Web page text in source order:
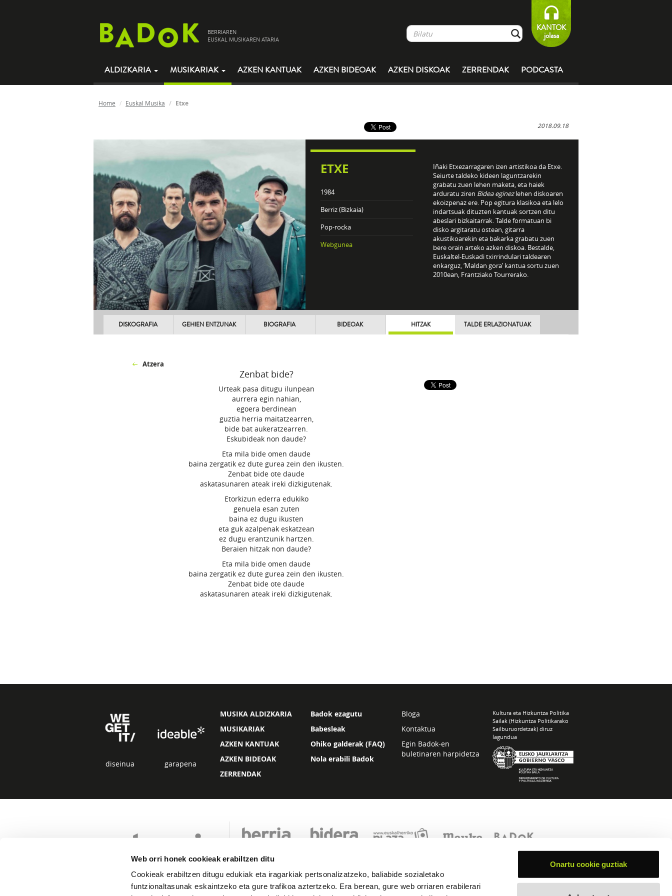
Web orri honek cookieak erabiltzen ditu
Cookieak erabiltzen ditugu edukiak eta iragarkiak pertsonalizatzeko, baliabide sozialetako
funtzionaltasunak eskaintzeko eta gure trafikoa aztertzeko. Era berean, gure web orriaren erabilerari
Onartu cookie guztiak
BERRIAREN
EUSKAL MUSIKAREN ATARIA
KANTOK
jolasa
ALDIZKARIA MUSIKARIAK AZKEN KANTUAK AZKEN BIDEOAK AZKEN DISKOAK ZERRENDAK PODCASTA
Home Euskal Musika Etxe
2018.09.18
ETXE
1984
Berriz (Bizkaia)
Pop-rocka
Webgunea
Iñaki Etxezarragaren izen artistikoa da Etxe.
Seiurte taldeko kideen laguntzarekin
grabatu zuen lehen maketa, eta haiek
arduratu ziren Bidea eginezlehen diskoaren
ekoizpenaz ere. Pop egitura klasikoa eta lelo
indartsuak dituzten kantuak sortzen ditu
abeslari bizkaitarrak. Talde formatuan bi
disko argitaratu ostean, gitarra
akustikoarekin eta bakarka grabatu zuen
bere orain arteko azken diskoa. Bestalde,
Euskaltel-Euskadi txirrindulari taldearen
enkarguz, ‘Maldan gora’ kantua sortu zuen
2010ean, Frantziako Tourrerako.
DISKOGRAFIA GEHIEN ENTZUNAK BIOGRAFIA BIDEOAK HITZAK TALDE ERLAZIONATUAK
Atzera
Zenbat bide?
Urteak pasa ditugu ilunpean
aurrera egin nahian,
egoera berdinean
guztia herria maitatzearren,
bide bat aukeratzearren.
Eskubideak non daude?
Eta mila bide omen daude
baina zergatik ez dute gurea zein den ikusten.
Zenbat bide ote daude
askatasunaren ateak ireki dizkigutenak.
Etorkizun ederra edukiko
genuela esan zuten
baina ez dugu ikusten
eta guk azalpenak eskatzean
ez dugu erantzunik hartzen.
Beraien hitzak non daude?
Eta mila bide omen daude
baina zergatik ez dute gurea zein den ikusten.
Zenbat bide ote daude
askatasunaren ateak ireki dizkigutenak.
diseinua garapena
MUSIKA ALDIZKARIA
MUSIKARIAK
AZKEN KANTUAK
AZKEN BIDEOAK
ZERRENDAK
Badok ezagutu
Babesleak
Ohiko galderak (FAQ)
Nola erabili Badok
Bloga
Kontaktua
Egin Badok-en
buletinaren harpidetza
Kultura eta Hizkuntza Politika
Sailak (Hizkuntza Politikarako
Sailburuordetzak) diruz
lagundua